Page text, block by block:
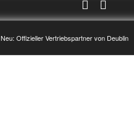
Neu: Offizieller Vertriebspartner von Deublin